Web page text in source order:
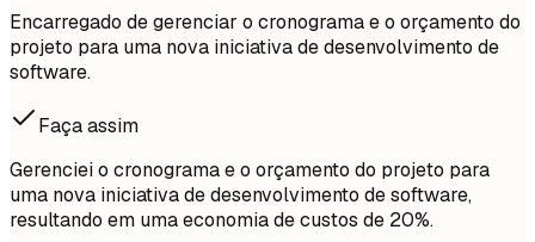
Encarregado de gerenciar o cronograma e o orçamento do
projeto para uma nova iniciativa de desenvolvimento de
software.
Faça assim
Gerenciei o cronograma e o orçamento do projeto para
uma nova iniciativa de desenvolvimento de software,
resultando em uma economia de custos de 20%.